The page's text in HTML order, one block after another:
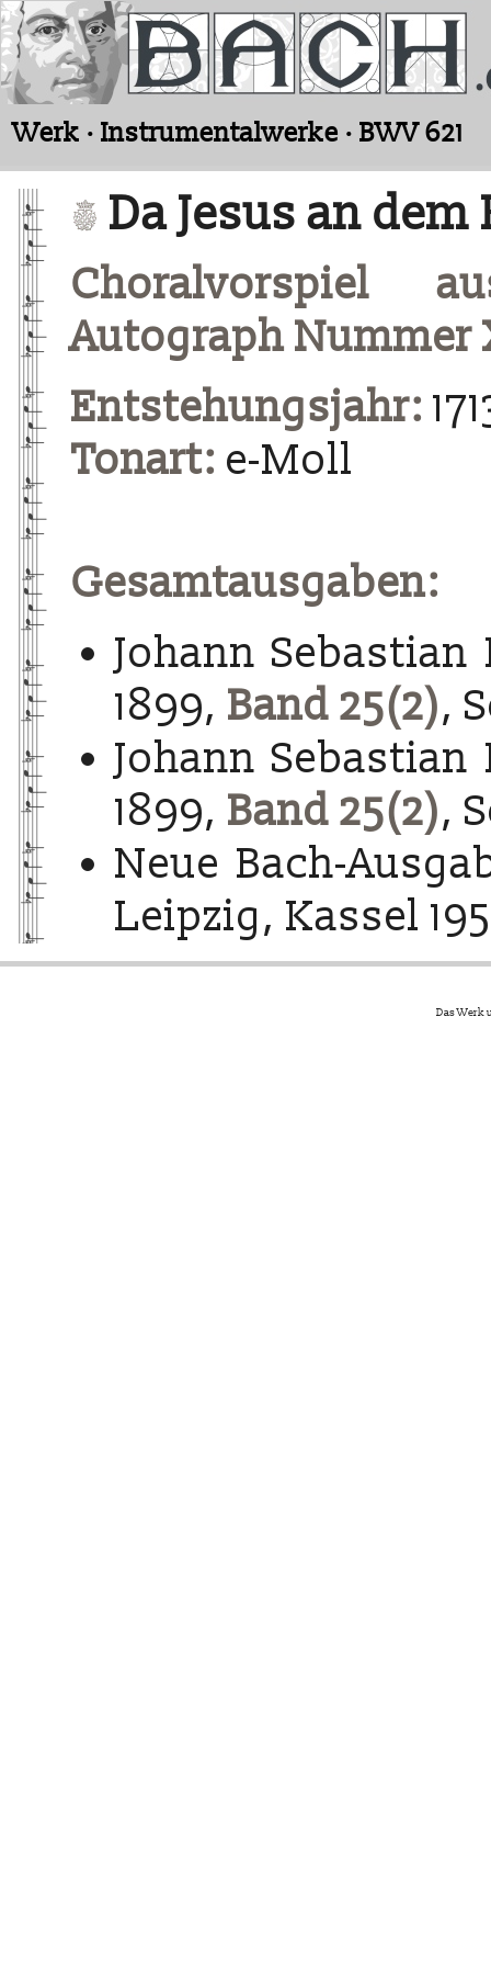
Werk · Instrumentalwerke · BWV 621
Da Jesus an
Choralvorspiel
Autograph Nummer
Entstehungsjahr:
Tonart: e-Moll
Gesamtausgaben:
Johann Sebastian
1899, Band 25(2),
Johann Sebastian
1899, Band 25(2),
Neue Bach-
Leipzig, Kassel
Das Werk